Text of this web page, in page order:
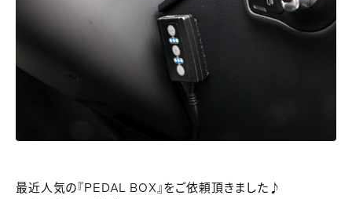
最近人気の『PEDAL BOX』をご依頼頂きました♪